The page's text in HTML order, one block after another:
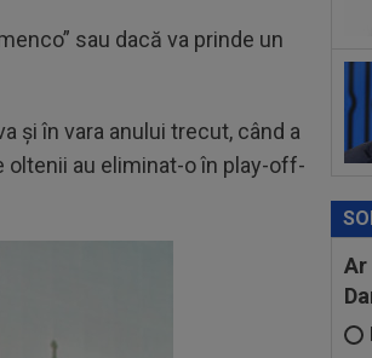
sau dacă va prinde un
și în vara anului trecut, când a
oltenii au eliminat-o în play-off-
Ar